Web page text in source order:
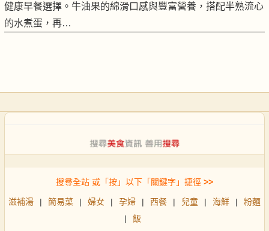
健康早餐選擇。牛油果的綿滑口感與豐富營養，搭配半熟流心
的水煮蛋，再…
搜尋全站 或「按」以下「關鍵字」捷徑 >>
滋補湯 | 簡易菜 | 婦女 | 孕婦 | 西餐 | 兒童 | 海鮮 |
粉麵
|
飯